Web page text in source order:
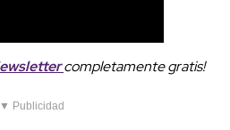
completamente gratis!
▼ Publicidad